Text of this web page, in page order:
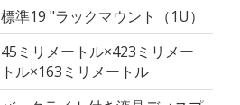
標準19 "ラックマウント（1U）
45ミリメートル×423ミリメー
トル×163ミリメートル